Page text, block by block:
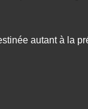
autant à la